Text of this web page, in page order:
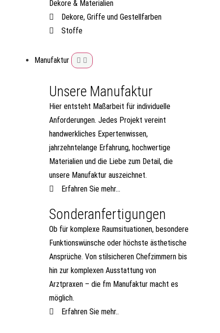
Dekore & Materialien
Dekore, Griffe und Gestellfarben
Stoffe
Manufaktur
Unsere Manufaktur
Hier entsteht Maßarbeit für individuelle
Anforderungen. Jedes Projekt vereint
handwerkliches Expertenwissen,
jahrzehntelange Erfahrung, hochwertige
Materialien und die Liebe zum Detail, die
unsere Manufaktur auszeichnet.
Erfahren Sie mehr...
Sonderanfertigungen
Ob für komplexe Raumsituationen, besondere
Funktionswünsche oder höchste ästhetische
Ansprüche. Von stilsicheren Chefzimmern bis
hin zur komplexen Ausstattung von
Arztpraxen – die fm Manufaktur macht es
möglich.
Erfahren Sie mehr..